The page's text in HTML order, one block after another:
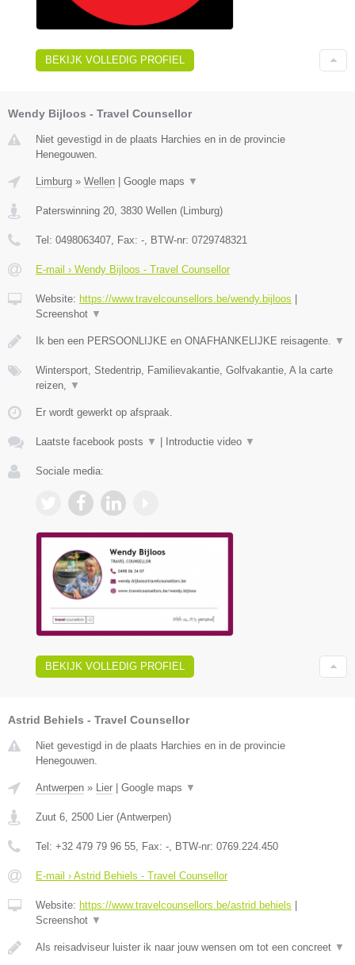
BEKIJK VOLLEDIG PROFIEL
Wendy Bijloos - Travel Counsellor
Niet gevestigd in de plaats Harchies en in de provincie
Henegouwen.
Limburg » Wellen Google maps ▼
Paterswinning 20 3830 Wellen ( Limburg)
Tel: 0498063407 , Fax: - , BTW-nr: 0729748321
E-mail › Wendy Bijloos - Travel Counsellor
Website: https://www.travelcounsellors.be/wendy.bijloos
Screenshot ▼
Ik ben een PERSOONLIJKE en ONAFHANKELIJKE reisagente. ▼
Wintersport, Stedentrip, Familievakantie, Golfvakantie, A la carte
reizen,
▼
Er wordt gewerkt op afspraak.
Laatste facebook posts ▼ Introductie video ▼
Sociale media:
BEKIJK VOLLEDIG PROFIEL
Astrid Behiels - Travel Counsellor
Niet gevestigd in de plaats Harchies en in de provincie
Henegouwen.
Antwerpen » Lier Google maps ▼
Zuut 6 2500 Lier (Antwerpen)
Tel: +32 479 79 96 55 , Fax: - , BTW-nr: 0769.224.450
E-mail › Astrid Behiels - Travel Counsellor
Website: https://www.travelcounsellors.be/astrid.behiels
Screenshot ▼
Als reisadviseur luister ik naar jouw wensen om tot een concreet ▼